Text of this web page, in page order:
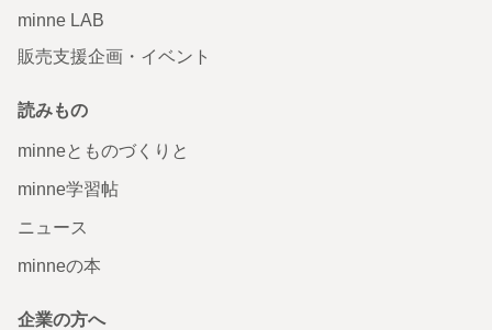
minne LAB
販売支援企画・イベント
読みもの
minneとものづくりと
minne学習帖
ニュース
minneの本
企業の方へ